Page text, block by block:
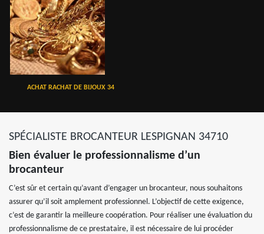
ACHAT RACHAT DE BIJOUX 34
SPÉCIALISTE BROCANTEUR LESPIGNAN 34710
Bien évaluer le professionnalisme d’un
brocanteur
C’est sûr et certain qu’avant d’engager un brocanteur, nous souhaitons
assurer qu’il soit amplement professionnel. L’objectif de cette exigence,
c’est de garantir la meilleure coopération. Pour réaliser une évaluation du
professionnalisme de ce prestataire, il est nécessaire de lui procéder